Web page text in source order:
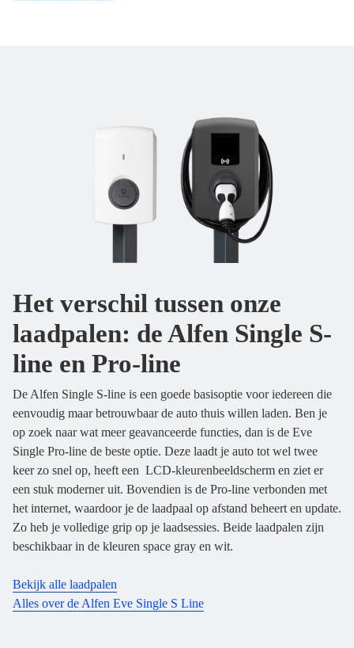
Het verschil tussen onze
laadpalen: de Alfen Single S-
line en Pro-line
De Alfen Single S-line is een goede basisoptie voor iedereen die
eenvoudig maar betrouwbaar de auto thuis willen laden. Ben je
op zoek naar wat meer geavanceerde functies, dan is de Eve
Single Pro-line de beste optie. Deze laadt je auto tot wel twee
keer zo snel op, heeft een LCD-kleurenbeeldscherm en ziet er
een stuk moderner uit. Bovendien is de Pro-line verbonden met
het internet, waardoor je de laadpaal op afstand beheert en update.
Zo heb je volledige grip op je laadsessies. Beide laadpalen zijn
beschikbaar in de kleuren space gray en wit.
Bekijk alle laadpalen
Alles over de Alfen Eve Single S Line